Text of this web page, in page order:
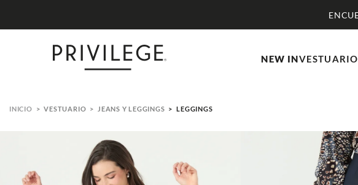
NEW INVESTUARIO
VESTUARIO JEANS Y LEGGINGS LEGGINGS